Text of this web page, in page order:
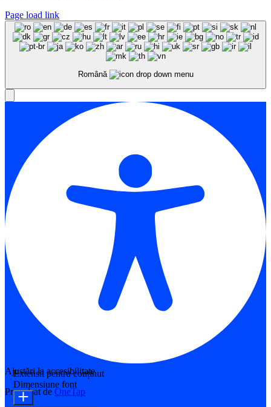
Page load link
Română
Ajustări la accesibilitate
Propulsat de OneTap
Extensii pentru conținut
Dimensiune font